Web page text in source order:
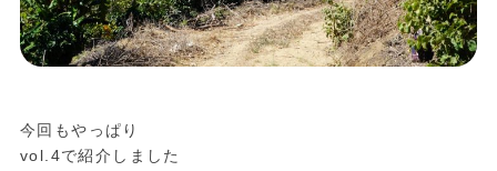
今回もやっぱり
vol.4で紹介しました